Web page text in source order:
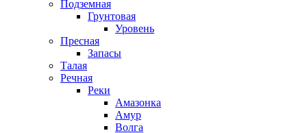
Подземная
Грунтовая
Уровень
Пресная
Запасы
Талая
Речная
Реки
Амазонка
Амур
Волга